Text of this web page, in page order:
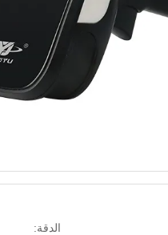
الدقة: